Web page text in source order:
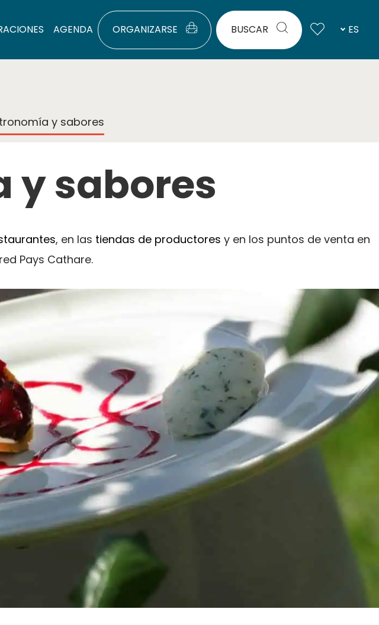
AGENDA ORGANIZARSE BUSCAR ES
y sabores
y sabores
, en las tiendas de productores y en los puntos de venta en
Pays Cathare.